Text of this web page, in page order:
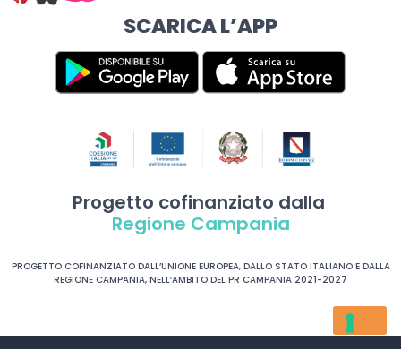
SCARICA L’APP
Progetto cofinanziato dalla
Regione Campania
PROGETTO COFINANZIATO DALL’UNIONE EUROPEA, DALLO STATO ITALIANO E DALLA
REGIONE CAMPANIA, NELL’AMBITO DEL PR CAMPANIA 2021-2027